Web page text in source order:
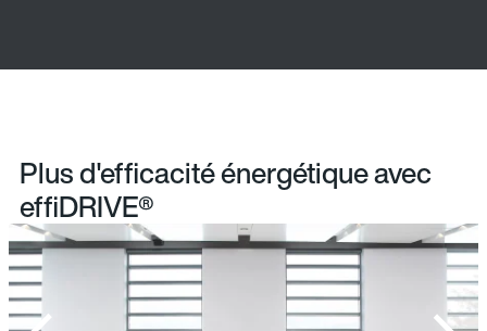
Plus d'efficacité énergétique avec
effiDRIVE®